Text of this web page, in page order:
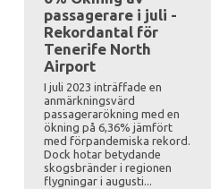
passagerare i juli -
Rekordantal för
Tenerife North
Airport
I juli 2023 inträffade en
anmärkningsvärd
passagerarökning med en
ökning på 6,36% jämfört
med förpandemiska rekord.
Dock hotar betydande
skogsbränder i regionen
flygningar i augusti...